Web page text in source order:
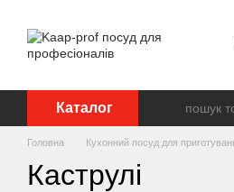
Каталог
Головна Кухонний посуд для
Каструлі